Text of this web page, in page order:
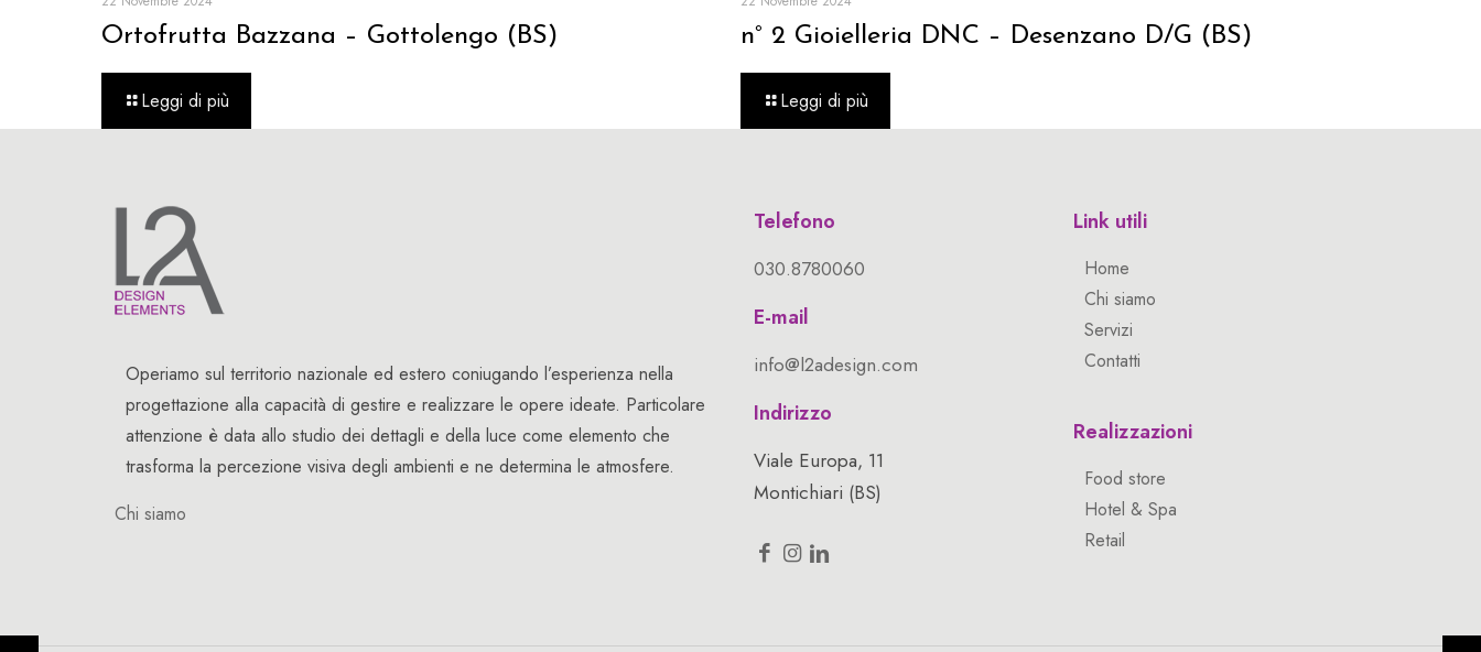
Ortofrutta Bazzana – Gottolengo (BS)
Leggi di più
n° 2 Gioielleria DNC – Desenzano D/G (BS)
Leggi di più
Operiamo sul territorio nazionale ed estero coniugando l’esperienza nella
progettazione alla capacità di gestire e realizzare le opere ideate. Particolare
attenzione è data allo studio dei dettagli e della luce come elemento che
trasforma la percezione visiva degli ambienti e ne determina le atmosfere.
Chi siamo
Telefono
030.8780060
E-mail
info@l2adesign.com
Indirizzo
Viale Europa, 11
Montichiari (BS)
Link utili
Home
Chi siamo
Servizi
Contatti
Realizzazioni
Food store
Hotel & Spa
Retail